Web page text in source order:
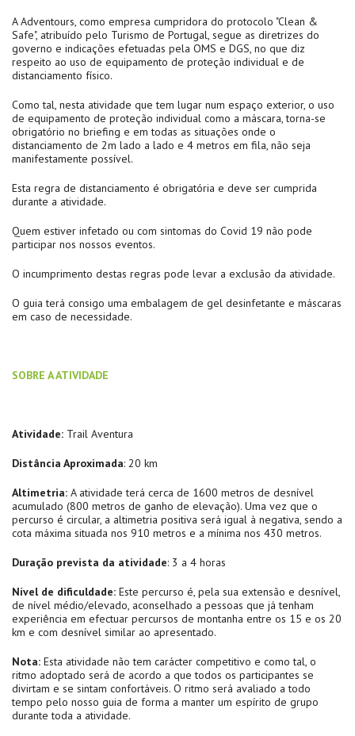
A Adventours, como empresa cumpridora do protocolo "Clean &
Safe", atribuído pelo Turismo de Portugal, segue as diretrizes do
governo e indicações efetuadas pela OMS e DGS, no que diz
respeito ao uso de equipamento de proteção individual e de
distanciamento físico.
Como tal, nesta atividade que tem lugar num espaço exterior, o uso
de equipamento de proteção individual como a máscara, torna-se
obrigatório no briefing e em todas as situações onde o
distanciamento de 2m lado a lado e 4 metros em fila, não seja
manifestamente possível.
Esta regra de distanciamento é obrigatória e deve ser cumprida
durante a atividade.
Quem estiver infetado ou com sintomas do Covid 19 não pode
participar nos nossos eventos.
O incumprimento destas regras pode levar a exclusão da atividade.
O guia terá consigo uma embalagem de gel desinfetante e máscaras
em caso de necessidade.
SOBRE A ATIVIDADE
Atividade: Trail Aventura
Distância Aproximada: 20 km
Altimetria: A atividade terá cerca de 1600 metros de desnível
acumulado (800 metros de ganho de elevação). Uma vez que o
percurso é circular, a altimetria positiva será igual à negativa, sendo a
cota máxima situada nos 910 metros e a mínima nos 430 metros.
Duração prevista da atividade: 3 a 4 horas
Nível de dificuldade: Este percurso é, pela sua extensão e desnível,
de nível médio/elevado, aconselhado a pessoas que já tenham
experiência em efectuar percursos de montanha entre os 15 e os 20
km e com desnível similar ao apresentado.
Nota: Esta atividade não tem carácter competitivo e como tal, o
ritmo adoptado será de acordo a que todos os participantes se
divirtam e se sintam confortáveis. O ritmo será avaliado a todo
tempo pelo nosso guia de forma a manter um espírito de grupo
durante toda a atividade.